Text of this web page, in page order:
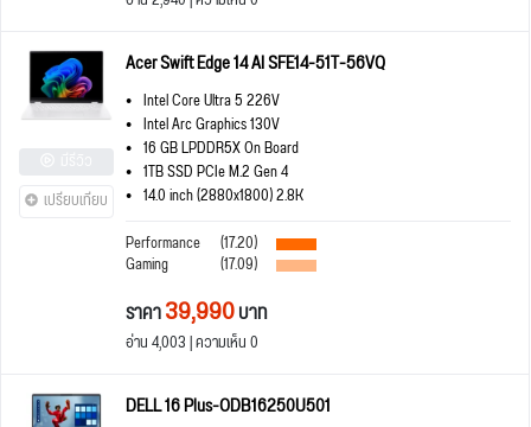
เปรียบเทียบ
Acer Swift Edge 14 AI SFE14-51T-56VQ
Intel Core Ultra 5 226V
Intel Arc Graphics 130V
16 GB LPDDR5X On Board
1TB SSD PCIe M.2 Gen 4
14.0 inch (2880x1800) 2.8K
Performance
(17.20)
Gaming (17.09)
ราคา39,990บาท
อ่าน 4,003 | ความเห็น 0
DELL 16 Plus-ODB16250U501